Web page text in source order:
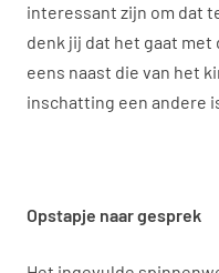
interessant zijn om dat
denk jij dat het gaat
eens naast die van het
inschatting een andere
Opstapje naar gesprek